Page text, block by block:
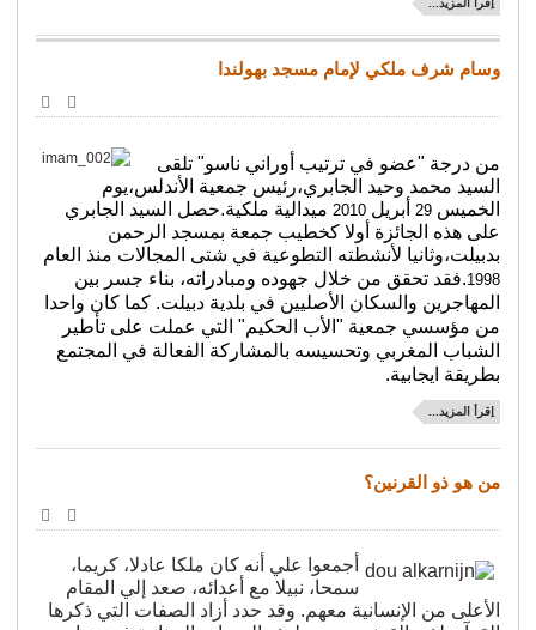
اِقرأ المزيد...
وسام شرف ملكي لإمام مسجد بهولندا
طباعة
البريد
من درجة "عضو في ترتيب أوراني ناسو" تلقى
السيد محمد وحيد الجابري،رئيس جمعية الأندلس،يوم
الخميس 29 أبريل 2010 ميدالية ملكية.حصل السيد الجابري
على هذه الجائزة أولا كخطيب جمعة بمسجد الرحمن
بدبيلت،وثانيا لأنشطته التطوعية في شتى المجالات منذ العام
1998.فقد تحقق من خلال جهوده ومبادراته، بناء جسر بين
المهاجرين والسكان الأصليين في بلدية دبيلت. كما كان واحدا
من مؤسسي جمعية "الأب الحكيم" التي عملت على تأطير
الشباب المغربي وتحسيسه بالمشاركة الفعالة في المجتمع
بطريقة ايجابية.
اِقرأ المزيد...
من هو ذو القرنين؟
طباعة
البريد
أجمعوا علي أنه كان ملكا عادلا، كريما،
سمحا، نبيلا مع أعدائه، صعد إلي المقام
الأعلى من الإنسانية معهم. وقد حدد أزاد الصفات التي ذكرها